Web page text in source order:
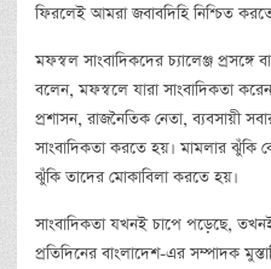
ফিরলেই আমরা জবাবদিহি নিশ্চিত
মফস্বল সাংবাদিকদের চ্যালেঞ্জ
বলেন, মফস্বলে যারা সাংবাদিকতা
প্রশাসন, রাজনৈতিক নেতা, ব্যবসায়ী
সাংবাদিকতা করতে হয়। মামলার ঝুঁকি
ঝুঁকি তাদের মোকাবিলা করতে হয়।
সাংবাদিকতা যখনই চাপে পড়েছে,
প্রতিদিনের বাংলাদেশ-এর সম্পাদক